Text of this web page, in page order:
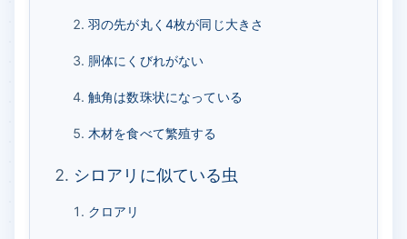
羽の先が丸く4枚が同じ大きさ
胴体にくびれがない
触角は数珠状になっている
木材を食べて繁殖する
シロアリに似ている虫
クロアリ